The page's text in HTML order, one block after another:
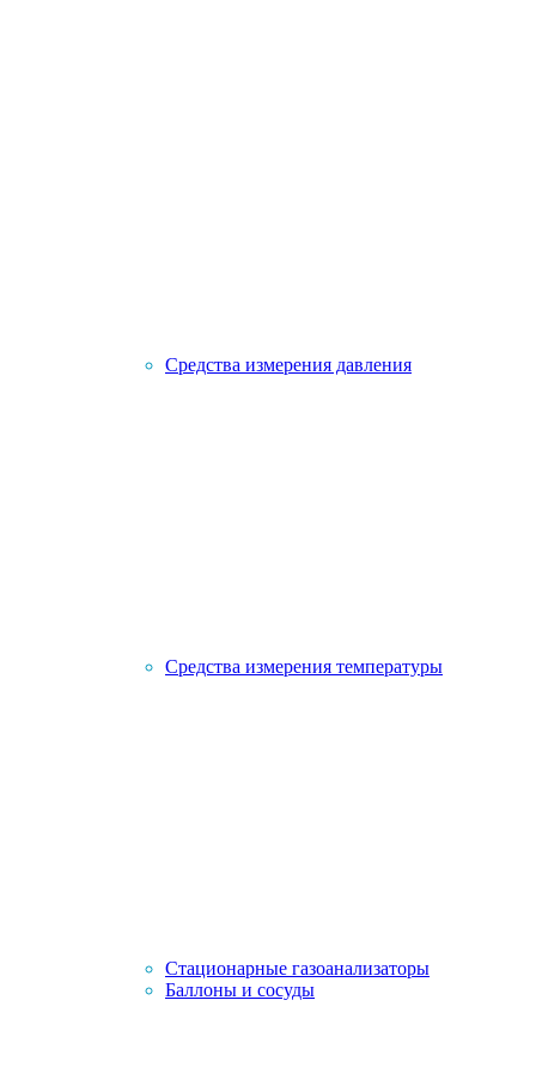
Средства измерения давления
Средства измерения температуры
Стационарные газоанализаторы
Баллоны и сосуды